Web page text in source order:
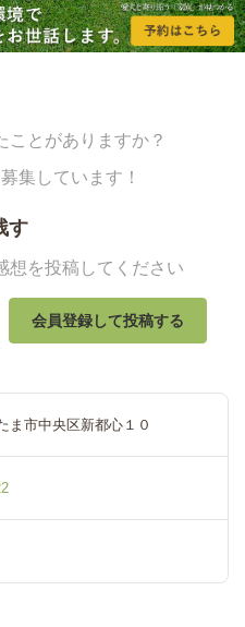
ことがありますか？
集しています！
す
想を投稿してください
会員登録して投稿する
ま市中央区新都心１０